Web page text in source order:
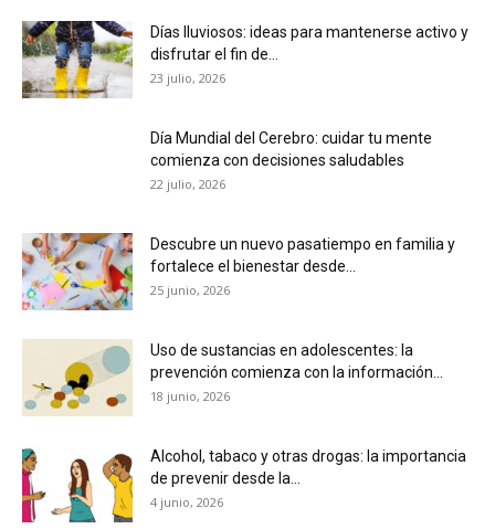
Días lluviosos: ideas para mantenerse activo y
disfrutar el fin de...
23 julio, 2026
Día Mundial del Cerebro: cuidar tu mente
comienza con decisiones saludables
22 julio, 2026
Descubre un nuevo pasatiempo en familia y
fortalece el bienestar desde...
25 junio, 2026
Uso de sustancias en adolescentes: la
prevención comienza con la información...
18 junio, 2026
Alcohol, tabaco y otras drogas: la importancia
de prevenir desde la...
4 junio, 2026